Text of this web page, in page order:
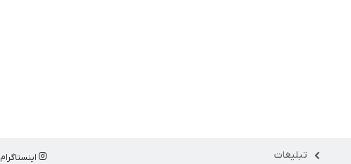
تبلیغات اینستاگرام